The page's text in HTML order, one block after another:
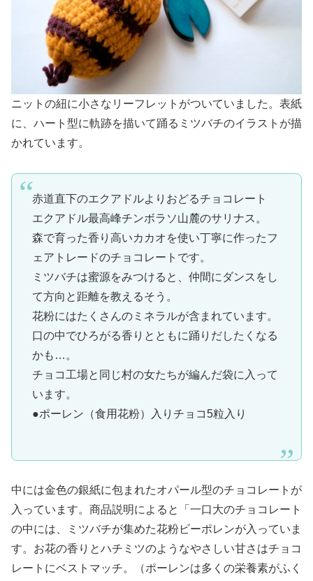
ニットの紐に小さなリーフレットがついていました。表紙
に、ハート型に軌跡を描いて踊るミツバチのイラストが描
かれています。
赤道直下のエクアドルよりおどるチョコレート
エクアドル最高峰チンボラソ山麓のサリナス。
森で育った香り高いカカオを使い丁寧に作ったフ
ェアトレードのチョコレートです。
ミツバチは蜜源をみつけると、仲間にダンスをし
て方向と距離を教えるそう。
花粉にはたくさんのミネラルが含まれています。
口の中でひろがる香りとともに踊りだしたくなる
かも…。
チョコ工場と同じ村の女たちが編んだ袋に入って
います。
●ポーレン（食用花粉）入りチョコ5粒入り
中には金色の銀紙に包まれたオパール型のチョコレートが
入っています。商品説明によると「一口大のチョコレート
の中には、ミツバチが集めた花粉ビーポレンが入っていま
す。お花の香りとハチミツのようなやさしい甘さはチョコ
レートにベストマッチ。（ポーレンは多くの栄養素がふく